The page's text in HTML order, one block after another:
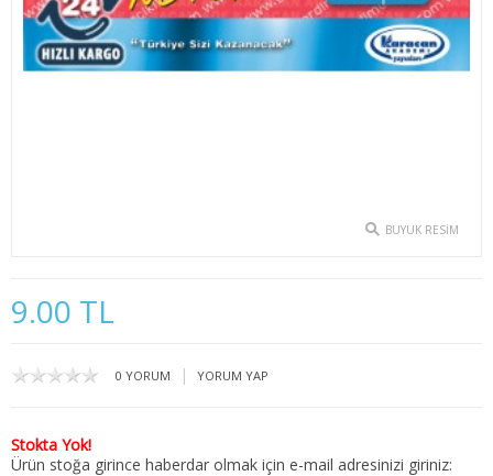
2. SINIF 3. YARIYIL İKTİSAT
2. SINIF 4. YARIYIL İKTİSAT
KAMU YÖNETİMİ
2. SINIF 3. YARIYIL KAMU
BUYUK RESIM
9.00 TL
0 YORUM | YORUM YAP
Stokta Yok!
Ürün stoğa girince haberdar olmak için e-mail adresinizi giriniz: